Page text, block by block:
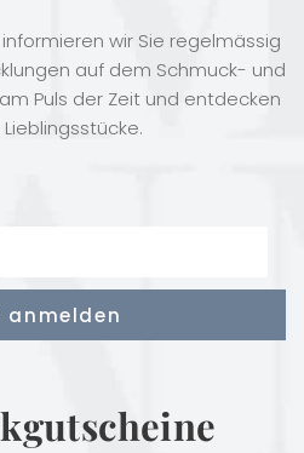
wir Sie regelmässig
auf dem Schmuck- und
Puls der Zeit und entdecken